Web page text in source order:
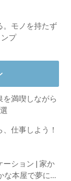
。モノを持たず
プ
を満喫しながら
仕事しよう！
ーション | 家か
本屋で夢に近